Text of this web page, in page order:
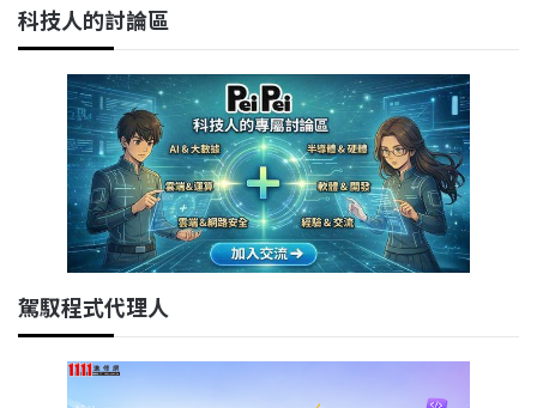
科技人的討論區
駕馭程式代理人